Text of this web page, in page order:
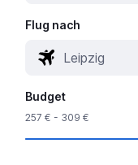
Flug nach
Budget
257 € - 309 €